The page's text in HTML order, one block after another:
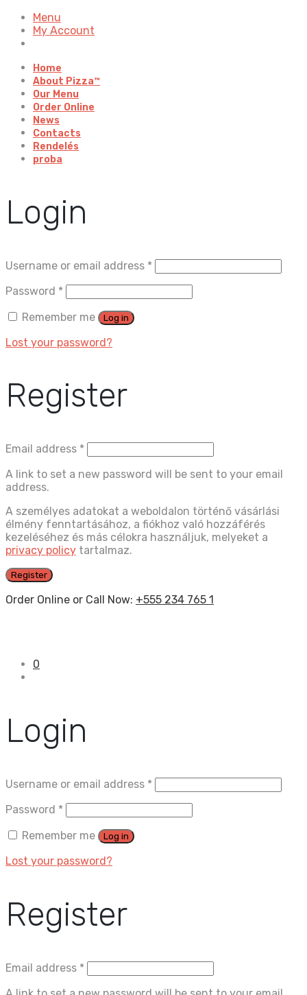
Menu
My Account
Home
About Pizza™
Our Menu
Order Online
News
Contacts
Rendelés
proba
Login
Username or email address *
Password *
Remember me
Log in
Lost your password?
Register
Email address *
A link to set a new password will be sent to your email
address.
A személyes adatokat a weboldalon történő vásárlási
élmény fenntartásához, a fiókhoz való hozzáférés
kezeléséhez és más célokra használjuk, melyeket a
privacy policy tartalmaz.
Register
Order Online or Call Now: +555 234 765 1
0
Login
Username or email address *
Password *
Remember me
Log in
Lost your password?
Register
Email address *